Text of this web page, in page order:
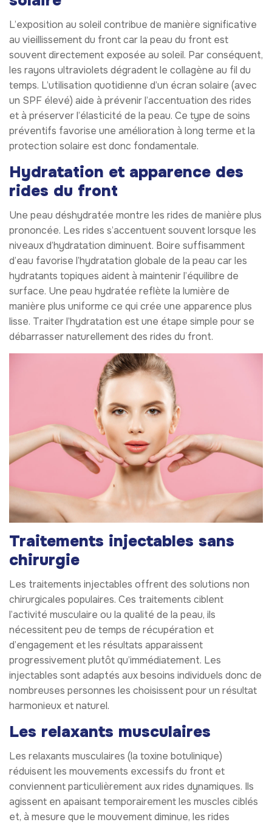
L’exposition au soleil contribue de manière significative
au vieillissement du front car la peau du front est
souvent directement exposée au soleil. Par conséquent,
les rayons ultraviolets dégradent le collagène au fil du
temps. L’utilisation quotidienne d’un écran solaire (avec
un SPF élevé) aide à prévenir l’accentuation des rides
et à préserver l’élasticité de la peau. Ce type de soins
préventifs favorise une amélioration à long terme et la
protection solaire est donc fondamentale.
Hydratation et apparence des
rides du front
Une peau déshydratée montre les rides de manière plus
prononcée. Les rides s’accentuent souvent lorsque les
niveaux d’hydratation diminuent. Boire suffisamment
d’eau favorise l’hydratation globale de la peau car les
hydratants topiques aident à maintenir l’équilibre de
surface. Une peau hydratée reflète la lumière de
manière plus uniforme ce qui crée une apparence plus
lisse. Traiter l’hydratation est une étape simple pour se
débarrasser naturellement des rides du front.
Traitements injectables sans
chirurgie
Les traitements injectables offrent des solutions non
chirurgicales populaires. Ces traitements ciblent
l’activité musculaire ou la qualité de la peau, ils
nécessitent peu de temps de récupération et
d’engagement et les résultats apparaissent
progressivement plutôt qu’immédiatement. Les
injectables sont adaptés aux besoins individuels donc de
nombreuses personnes les choisissent pour un résultat
harmonieux et naturel.
Les relaxants musculaires
Les relaxants musculaires (la toxine botulinique)
réduisent les mouvements excessifs du front et
conviennent particulièrement aux rides dynamiques. Ils
agissent en apaisant temporairement les muscles ciblés
et, à mesure que le mouvement diminue, les rides